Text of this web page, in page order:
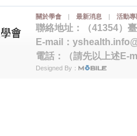
關於學會 | 最新消息 | 活動專
聯絡地址：（41354）
E-mail：
電話：（請先以上述E-
Designed By：